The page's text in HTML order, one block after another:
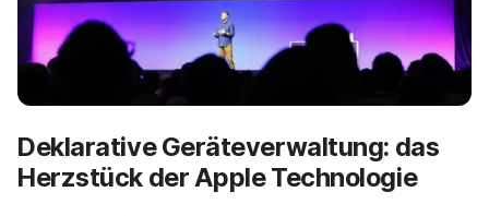
Deklarative Geräteverwaltung: das
Herzstück der Apple Technologie